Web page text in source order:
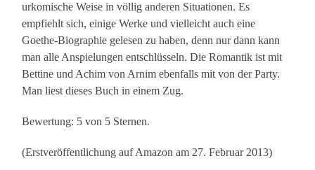
urkomische Weise in völlig anderen Situationen. Es
empfiehlt sich, einige Werke und vielleicht auch eine
Goethe-Biographie gelesen zu haben, denn nur dann kann
man alle Anspielungen entschlüsseln. Die Romantik ist mit
Bettine und Achim von Arnim ebenfalls mit von der Party.
Man liest dieses Buch in einem Zug.
Bewertung: 5 von 5 Sternen.
(Erstveröffentlichung auf Amazon am 27. Februar 2013)